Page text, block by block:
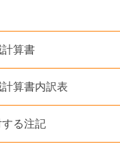
算書
算書内訳表
る注記